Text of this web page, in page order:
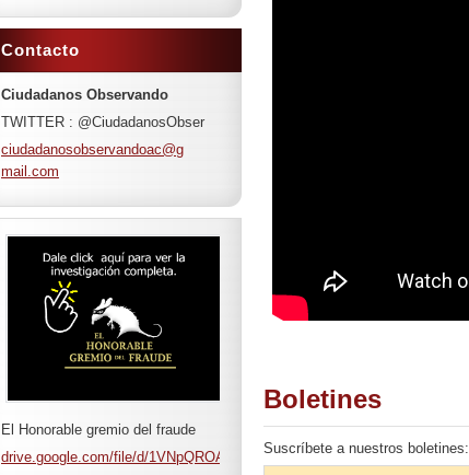
Boletines
Suscríbete a nuestros boletines:
Contacto
Ciudadanos Observando
TWITTER : @CiudadanosObser
ciudadanosobservandoac@g
mail.com
El Honorable gremio del fraude
drive.google.com/file/d/1VNpQROAAHjdkEkdVj_zgeo9mBu6EDaKH/view